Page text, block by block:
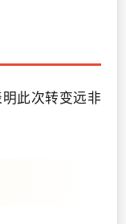
此次转变远非